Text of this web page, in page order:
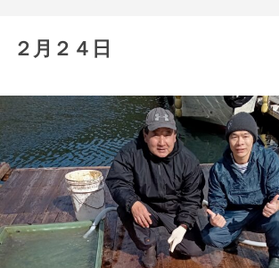
２月２４日